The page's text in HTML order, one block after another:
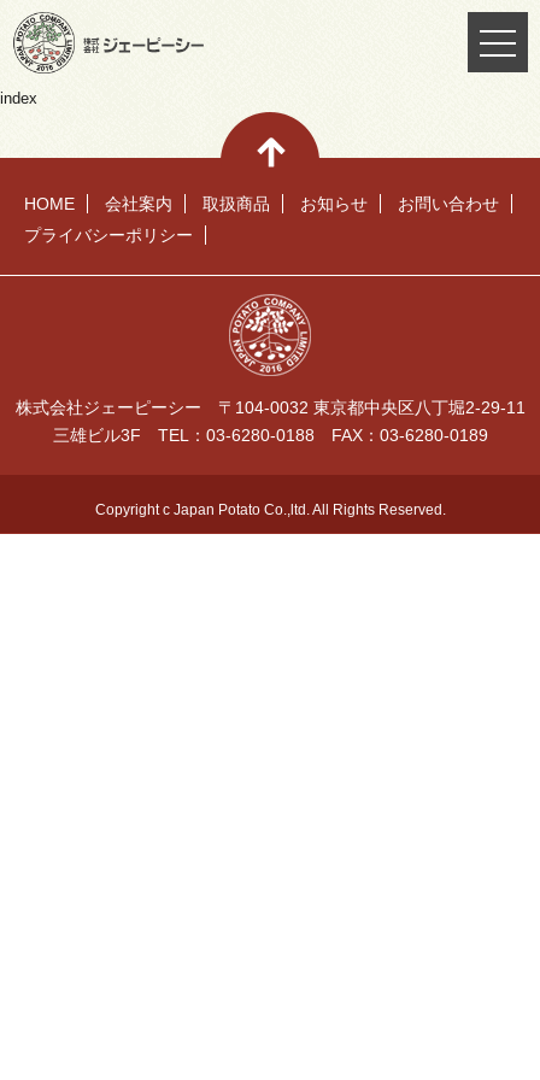
index
HOME 会社案内 取扱商品 お知らせ
お問い合わせ
プライバシーポリシー
株式会社ジェーピーシー 〒104-0032 東京都中央区八丁堀2-29-11
三雄ビル3F TEL：03-6280-0188 FAX：03-6280-0189
Copyright c Japan Potato Co.,ltd. All Rights Reserved.